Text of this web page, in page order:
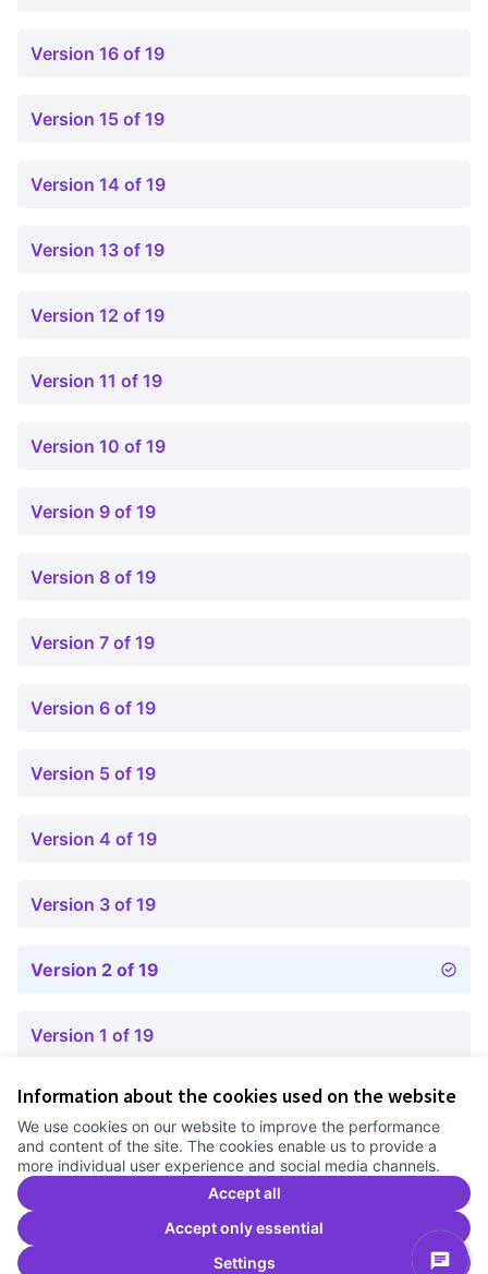
Information about the cookies used on the website
We use cookies on our website to improve the performance
and content of the site. The cookies enable us to provide a
more individual user experience and social media channels.
Accept all
Accept only essential
Settings
Version 16 of 19
Version 15 of 19
Version 14 of 19
Version 13 of 19
Version 12 of 19
Version 11 of 19
Version 10 of 19
Version 9 of 19
Version 8 of 19
Version 7 of 19
Version 6 of 19
Version 5 of 19
Version 4 of 19
Version 3 of 19
Version 2 of 19
Version 1 of 19
Cookie settings
Comunitat Canòdrom at Facebook
(External link)
Comunitat Canòdrom at Instagram
(External link)
Comunitat Canòdrom at YouTube
(External link)
English
Triar la llenguaElegir el idiomaChoose language
(External link)